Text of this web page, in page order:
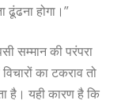
ढूंढना होगा।”
सम्मान की परंपरा
का टकराव तो
है। यही कारण है कि